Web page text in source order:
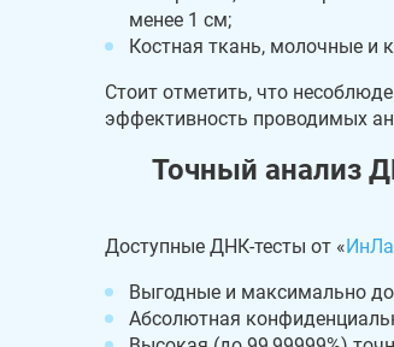
менее 1 см;
Костная ткань, молочные и
Стоит отметить, что
эффективность проводимых
Точный анализ
Доступные ДНК-тесты от «
Выгодные и максимально
Абсолютная